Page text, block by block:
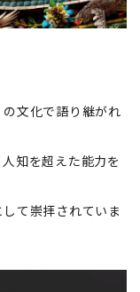
文化で語り継がれ
知を超えた能力を
て崇拝されていま